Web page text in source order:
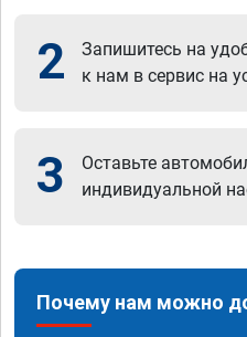
2
Запишитесь на
к нам в сервис на
3
Оставьте
индивидуальной
Почему нам можно